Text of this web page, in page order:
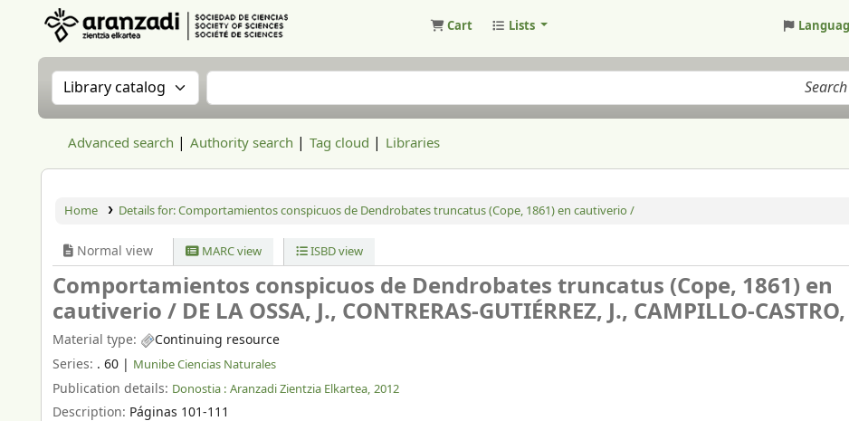
Cart Lists
Search the catalog by:Search the catalog
Advanced search Authority search Tag cloud Libraries
Home Details for:Comportamientos conspicuos de Dendrobates truncatus (Cope, 1861) en cautiverio /
Normal view MARC view ISBD view
Comportamientos conspicuos de Dendrobates truncatus (Cope, 1861) en
cautiverio / DE LA OSSA, J., CONTRERAS-GUTIÉRREZ, J., CAMPILLO-CASTRO,
Material type:
Continuing resource
Series: . 60 | Munibe Ciencias Naturales
Publication details: Donostia : Aranzadi Zientzia Elkartea, 2012
Description: Páginas 101-111